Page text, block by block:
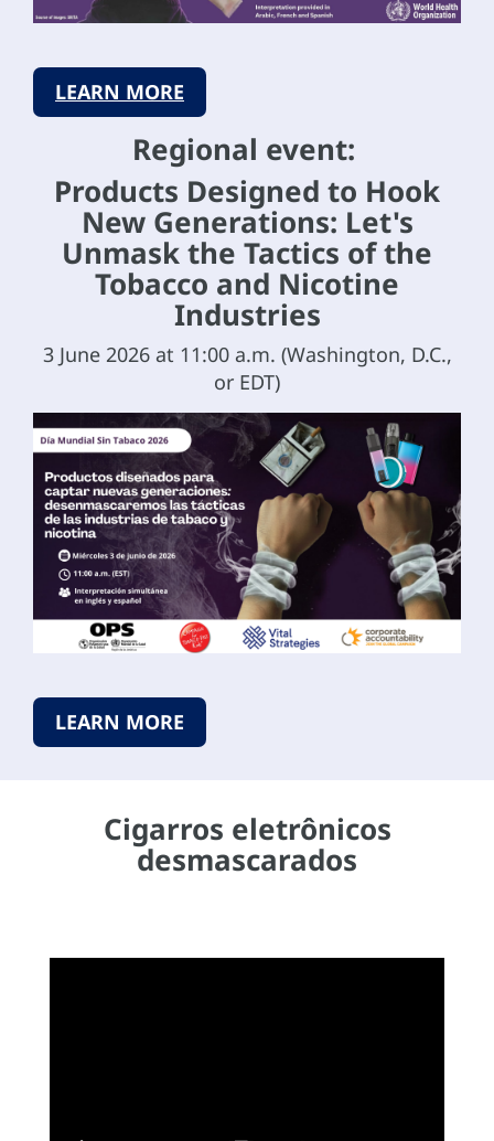
LEARN MORE
Regional event:
Products Designed to Hook
New Generations: Let's
Unmask the Tactics of the
Tobacco and Nicotine
Industries
3 June 2026 at 11:00 a.m. (Washington, D.C.,
or EDT)
LEARN MORE
Cigarros eletrônicos
desmascarados